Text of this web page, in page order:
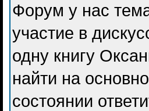
Форум у нас
участие в
одну книгу
найти на
состоянии